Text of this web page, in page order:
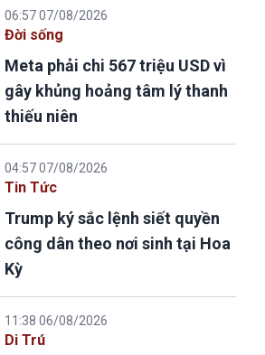
06:57 07/08/2026
Đời sống
Meta phải chi 567 triệu USD vì
gây khủng hoảng tâm lý thanh
thiếu niên
04:57 07/08/2026
Tin Tức
Trump ký sắc lệnh siết quyền
công dân theo nơi sinh tại Hoa
Kỳ
11:38 06/08/2026
Di Trú